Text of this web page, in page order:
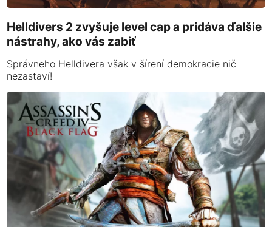
Helldivers 2 zvyšuje level cap a pridáva ďalšie
nástrahy, ako vás zabiť
Správneho Helldivera však v šírení demokracie nič
nezastaví!